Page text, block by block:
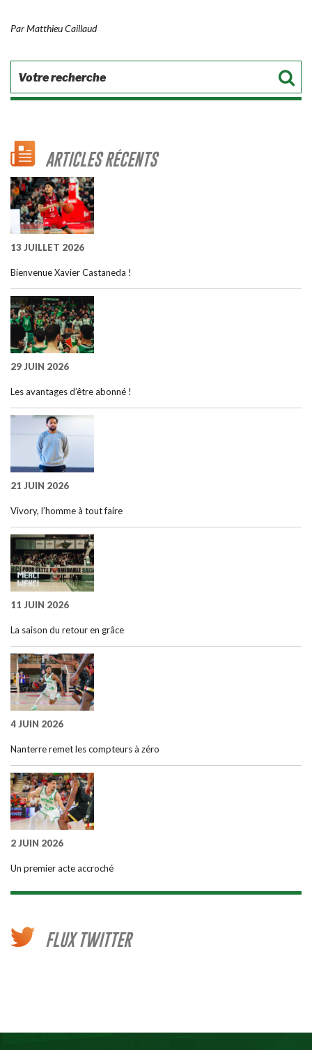
Par Matthieu Caillaud
ARTICLES RÉCENTS
13 JUILLET 2026
Bienvenue Xavier Castaneda !
29 JUIN 2026
Les avantages d’être abonné !
21 JUIN 2026
Vivory, l’homme à tout faire
11 JUIN 2026
La saison du retour en grâce
4 JUIN 2026
Nanterre remet les compteurs à zéro
2 JUIN 2026
Un premier acte accroché
FLUX TWITTER